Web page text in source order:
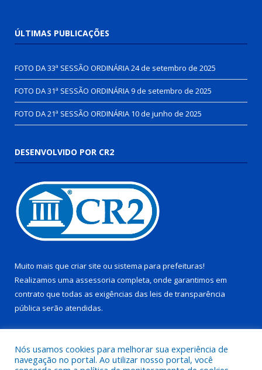
ÚLTIMAS PUBLICAÇÕES
FOTO DA 33ª SESSÃO ORDINÁRIA24 de setembro de 2025
FOTO DA 31ª SESSÃO ORDINÁRIA9 de setembro de 2025
FOTO DA 21ª SESSÃO ORDINÁRIA 10 de junho de 2025
DESENVOLVIDO POR CR2
Muito mais que criar site ou sistema para prefeituras!
Realizamos uma assessoria completa, onde garantimos em
contrato que todas as exigências das leis de transparência
pública serão atendidas.
Nós usamos cookies para melhorar sua experiência de
navegação no portal. Ao utilizar nosso portal, você